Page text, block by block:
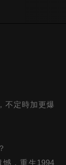
不定時加更爆
，重生1994